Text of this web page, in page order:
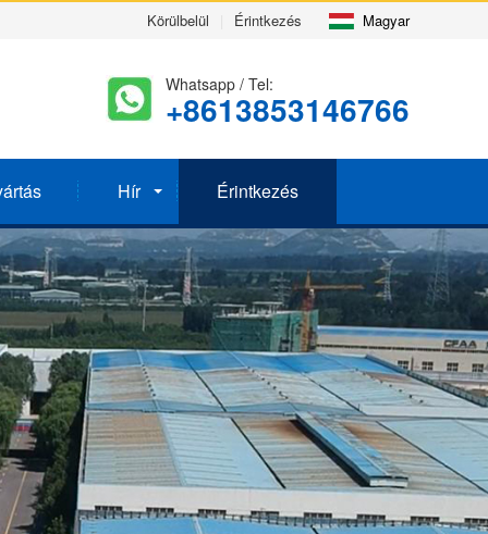
Körülbelül Érintkezés Magyar
Whatsapp / Tel:
+8613853146766
Hír Érintkezés